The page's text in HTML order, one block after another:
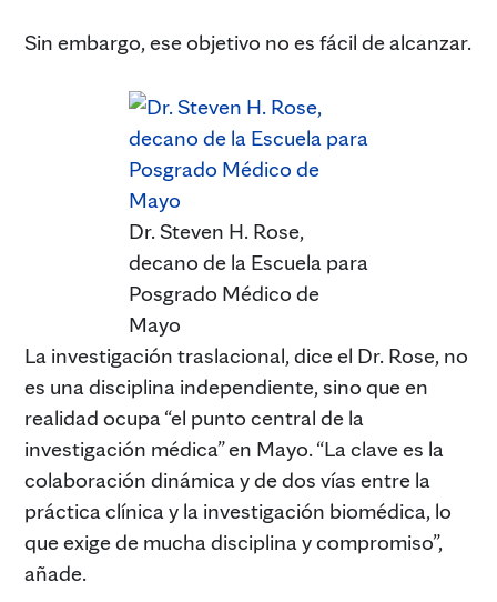
Sin embargo, ese objetivo no es fácil de alcanzar.
Dr. Steven H. Rose,
decano de la Escuela para
Posgrado Médico de
Mayo
La investigación traslacional, dice el Dr. Rose, no
es una disciplina independiente, sino que en
realidad ocupa “el punto central de la
investigación médica” en Mayo. “La clave es la
colaboración dinámica y de dos vías entre la
práctica clínica y la investigación biomédica, lo
que exige de mucha disciplina y compromiso”,
añade.